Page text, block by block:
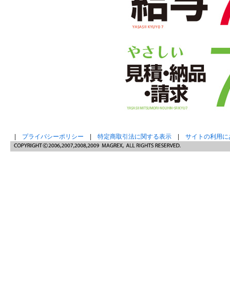
プライバシーポリシー 特定商取引法に関する表示 サイトの利用に